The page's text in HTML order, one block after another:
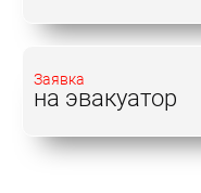
Заявка
на эвакуатор